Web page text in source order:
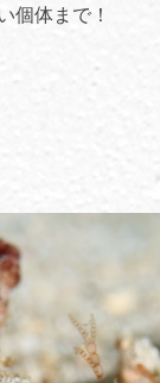
個体まで！